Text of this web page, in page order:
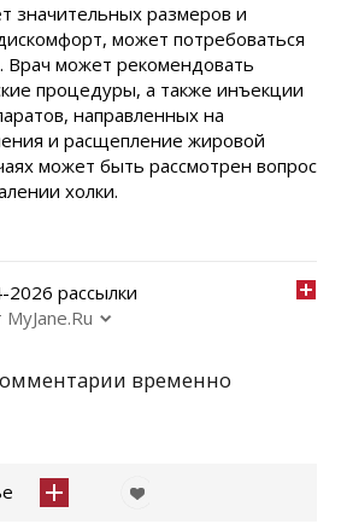
значительных размеров и
может потребоваться
Врач может рекомендовать
процедуры, а также инъекции
направленных на
и расщепление жировой
может быть рассмотрен вопрос
холки.
2026 рассылки
омментарии временно